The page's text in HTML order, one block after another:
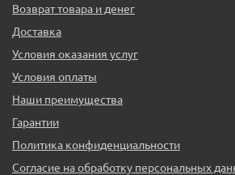
Возврат товара и денег
Доставка
Условия оказания услуг
Условия оплаты
Наши преимущества
Гарантии
Политика конфиденциальности
Согласие на обработку персональных